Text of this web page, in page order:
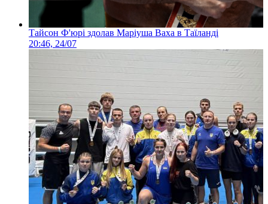
Тайсон Ф'юрі здолав Маріуша Ваха в Таїланді
20:46, 24/07